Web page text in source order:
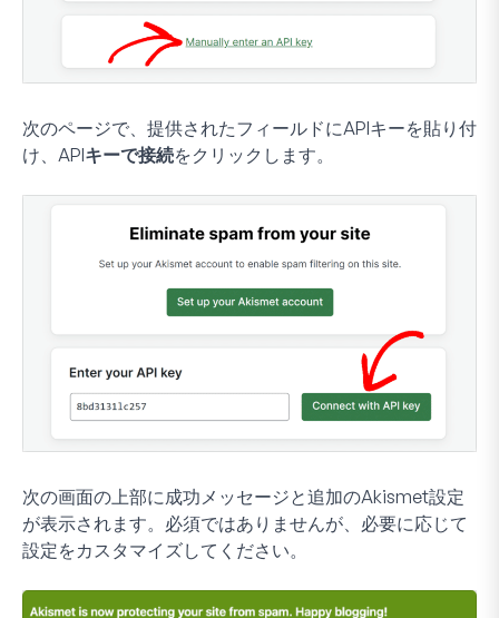
次のページで、提供されたフィールドにAPIキーを貼り付
け、 APIキーで接続をクリックします。
次の画面の上部に成功メッセージと追加のAkismet設定
が表示されます。必須ではありませんが、必要に応じて
設定をカスタマイズしてください。